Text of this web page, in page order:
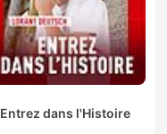
Entrez dans l'Histoire